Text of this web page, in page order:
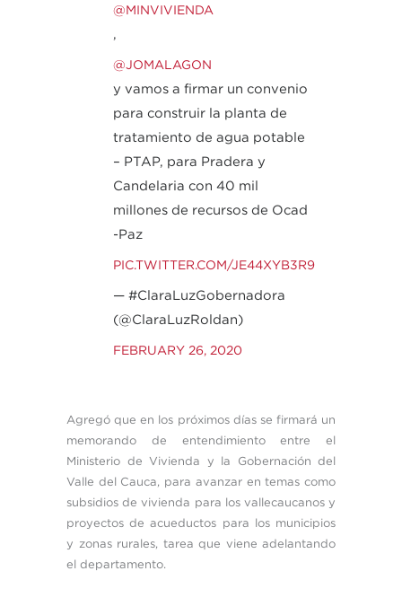
@MINVIVIENDA
,
@JOMALAGON
y vamos a firmar un convenio
para construir la planta de
tratamiento de agua potable
– PTAP, para Pradera y
Candelaria con 40 mil
millones de recursos de Ocad
-Paz
PIC.TWITTER.COM/JE44XYB3R9
— #ClaraLuzGobernadora
(@ClaraLuzRoldan)
FEBRUARY 26, 2020
Agregó que en los próximos días se firmará un
memorando de entendimiento entre el
Ministerio de Vivienda y la Gobernación del
Valle del Cauca, para avanzar en temas como
subsidios de vivienda para los vallecaucanos y
proyectos de acueductos para los municipios
y zonas rurales, tarea que viene adelantando
el departamento.